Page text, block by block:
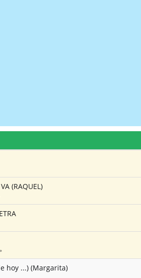
(RAQUEL)
»
hoy ...) (Margarita)